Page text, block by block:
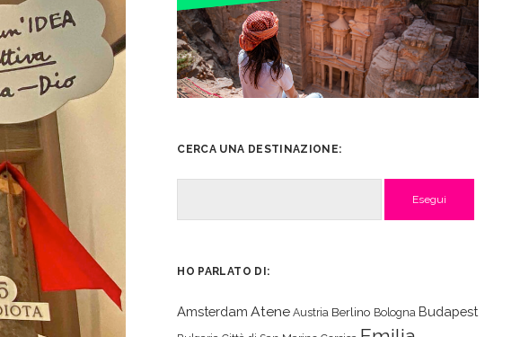
CERCA UNA DESTINAZIONE:
HO PARLATO DI:
Amsterdam Atene Austria Berlino Bologna Budapest